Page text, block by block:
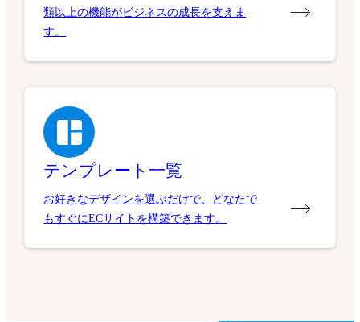
類以上の機能がビジネスの成長を支えま
す。
テンプレート一覧
お好きなデザインを選ぶだけで、どなたで
もすぐにECサイトを構築できます。